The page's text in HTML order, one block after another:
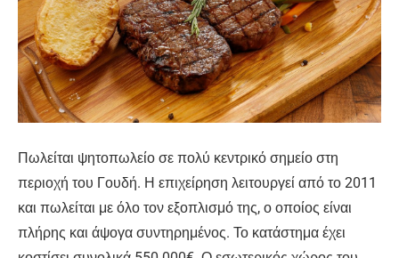
Πωλείται ψητοπωλείο σε πολύ κεντρικό σημείο στη
περιοχή του Γουδή. Η επιχείρηση λειτουργεί από το 2011
και πωλείται με όλο τον εξοπλισμό της, ο οποίος είναι
πλήρης και άψογα συντηρημένος. Το κατάστημα έχει